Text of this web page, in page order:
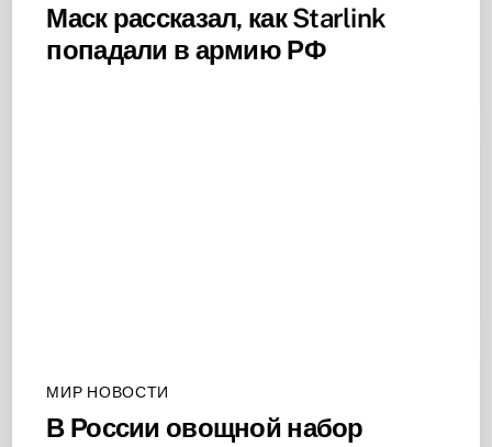
Маск рассказал, как Starlink
попадали в армию РФ
МИР НОВОСТИ
В России овощной набор